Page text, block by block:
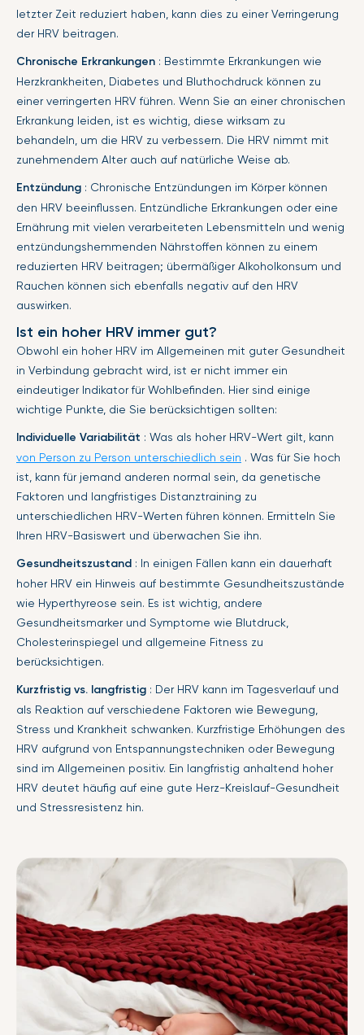
letzter Zeit reduziert haben, kann dies zu einer Verringerung
der HRV beitragen.
Chronische Erkrankungen : Bestimmte Erkrankungen wie
Herzkrankheiten, Diabetes und Bluthochdruck können zu
einer verringerten HRV führen. Wenn Sie an einer chronischen
Erkrankung leiden, ist es wichtig, diese wirksam zu
behandeln, um die HRV zu verbessern. Die HRV nimmt mit
zunehmendem Alter auch auf natürliche Weise ab.
Entzündung : Chronische Entzündungen im Körper können
den HRV beeinflussen. Entzündliche Erkrankungen oder eine
Ernährung mit vielen verarbeiteten Lebensmitteln und wenig
entzündungshemmenden Nährstoffen können zu einem
reduzierten HRV beitragen; übermäßiger Alkoholkonsum und
Rauchen können sich ebenfalls negativ auf den HRV
auswirken.
Ist ein hoher HRV immer gut?
Obwohl ein hoher HRV im Allgemeinen mit guter Gesundheit
in Verbindung gebracht wird, ist er nicht immer ein
eindeutiger Indikator für Wohlbefinden. Hier sind einige
wichtige Punkte, die Sie berücksichtigen sollten:
Individuelle Variabilität : Was als hoher HRV-Wert gilt, kann
von Person zu Person unterschiedlich sein . Was für Sie hoch
ist, kann für jemand anderen normal sein, da genetische
Faktoren und langfristiges Distanztraining zu
unterschiedlichen HRV-Werten führen können. Ermitteln Sie
Ihren HRV-Basiswert und überwachen Sie ihn.
Gesundheitszustand : In einigen Fällen kann ein dauerhaft
hoher HRV ein Hinweis auf bestimmte Gesundheitszustände
wie Hyperthyreose sein. Es ist wichtig, andere
Gesundheitsmarker und Symptome wie Blutdruck,
Cholesterinspiegel und allgemeine Fitness zu
berücksichtigen.
Kurzfristig vs. langfristig : Der HRV kann im Tagesverlauf und
als Reaktion auf verschiedene Faktoren wie Bewegung,
Stress und Krankheit schwanken. Kurzfristige Erhöhungen des
HRV aufgrund von Entspannungstechniken oder Bewegung
sind im Allgemeinen positiv. Ein langfristig anhaltend hoher
HRV deutet häufig auf eine gute Herz-Kreislauf-Gesundheit
und Stressresistenz hin.